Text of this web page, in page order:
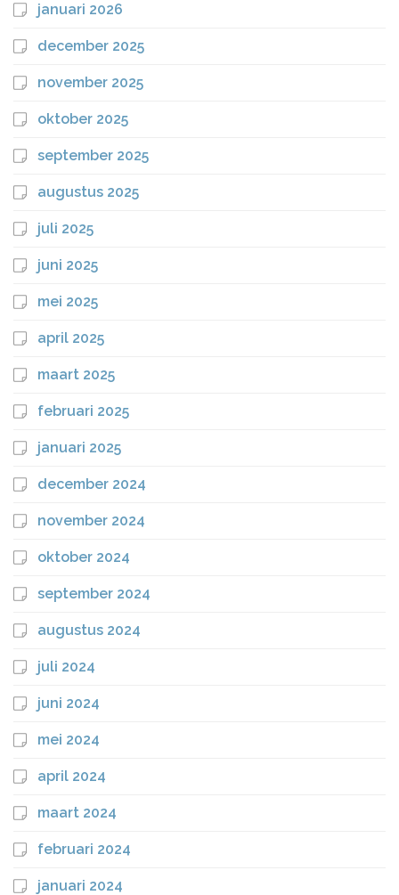
januari 2026
december 2025
november 2025
oktober 2025
september 2025
augustus 2025
juli 2025
juni 2025
mei 2025
april 2025
maart 2025
februari 2025
januari 2025
december 2024
november 2024
oktober 2024
september 2024
augustus 2024
juli 2024
juni 2024
mei 2024
april 2024
maart 2024
februari 2024
januari 2024